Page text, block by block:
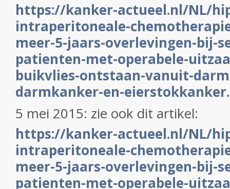
https://kanker-actueel.nl/NL/
intraperitoneale-
meer-5-jaars-overlevingen-bij-
patienten-met-operabele-
buikvlies-ontstaan-vanuit-
darmkanker-en-
5 mei 2015: zie ook dit artikel:
https://kanker-actueel.nl/NL/
intraperitoneale-
meer-5-jaars-overlevingen-bij-
patienten-met-operabele-